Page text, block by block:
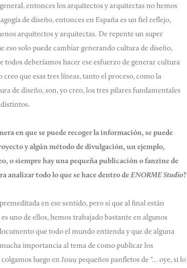
entonces los arquitectos y arquitectas no hemos
de diseño, entonces en España es un fiel reflejo,
arquitectos y arquitectas. De repente un super
eso solo puede cambiar generando cultura de diseño,
deberíamos hacer ese esfuerzo de generar cultura
que esas tres líneas, tanto el proceso, como la
de diseño, son, yo creo, los tres pilares fundamentales
distintos.
en que se puede recoger la información, se puede
y algún método de divulgación, un ejemplo,
o siempre hay una pequeña publicación o fanzine de
analizar todo lo que se hace dentro deENORME Studio?
en ese sentido, pero sí que al final están
uno de ellos, hemos trabajado bastante en algunos
que todo el mundo entienda y que de alguna
importancia al tema de como publicar los
luego enIssuu pequeños panfletos de "… oye, si lo